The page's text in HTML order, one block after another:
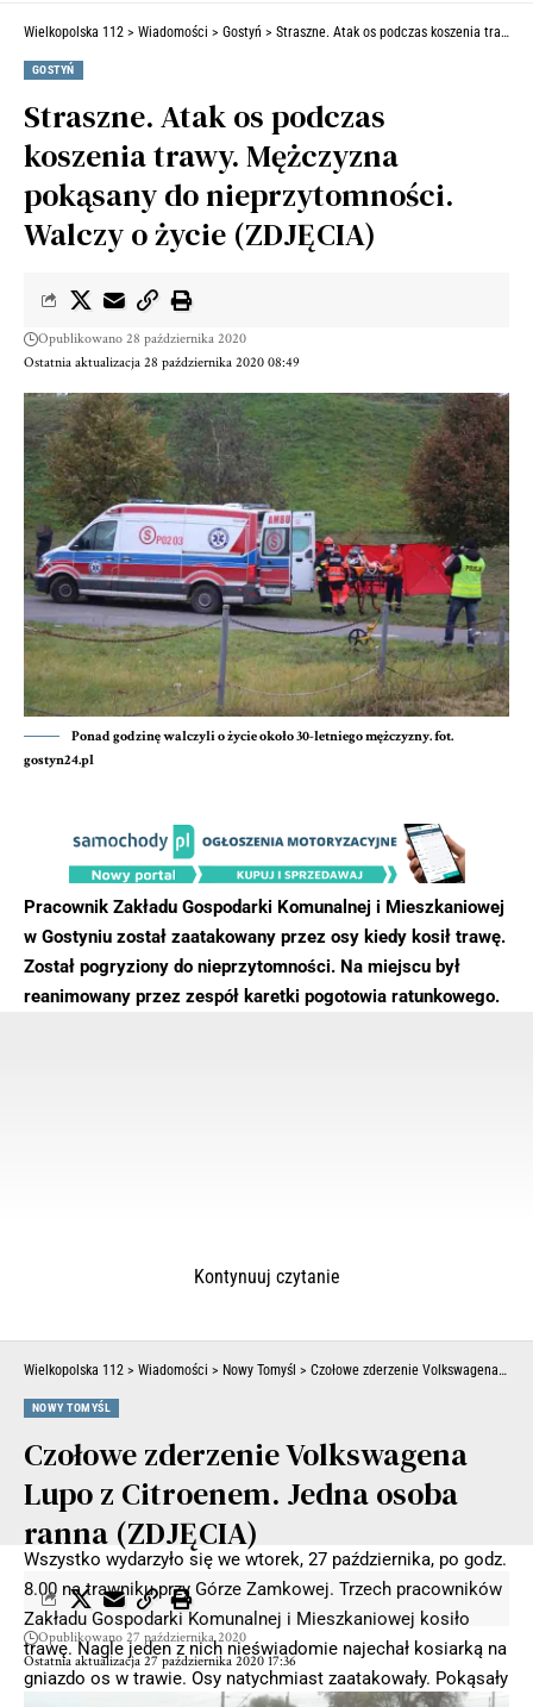
Wielkopolska 112 > Wiadomości > Gostyń > Straszne. Atak os podczas koszenia trawy. Mężczyzna pokąsany do nieprzytomności. Walczy o życie (ZDJĘCIA)
GOSTYŃ
Straszne. Atak os podczas
koszenia trawy. Mężczyzna
pokąsany do nieprzytomności.
Walczy o życie (ZDJĘCIA)
Ostatnia aktualizacja 28 października 2020 08:49
Opublikowano 28 października 2020
Ponad godzinę walczyli o życie około 30-letniego mężczyzny. fot.
gostyn24.pl
Pracownik Zakładu Gospodarki Komunalnej i Mieszkaniowej
w Gostyniu został zaatakowany przez osy kiedy kosił trawę.
Został pogryziony do nieprzytomności. Na miejscu był
reanimowany przez zespół karetki pogotowia ratunkowego.
Wszystko wydarzyło się we wtorek, 27 października, po godz.
8.00 na trawniku przy Górze Zamkowej. Trzech pracowników
Zakładu Gospodarki Komunalnej i Mieszkaniowej kosiło
trawę. Nagle jeden z nich nieświadomie najechał kosiarką na
gniazdo os w trawie. Osy natychmiast zaatakowały. Pokąsały
Kontynuuj czytanie
Wielkopolska 112 > Wiadomości > Nowy Tomyśl > Czołowe zderzenie Volkswagena Lupo z Citroenem. Jedna osoba ranna (ZDJĘCIA)
NOWY TOMYŚL
Czołowe zderzenie Volkswagena
Lupo z Citroenem. Jedna osoba
ranna (ZDJĘCIA)
Ostatnia aktualizacja 27 października 2020 17:36
Opublikowano 27 października 2020